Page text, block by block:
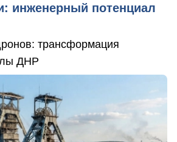
инженерный потенциал
трансформация
ДНР